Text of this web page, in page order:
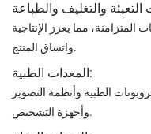
مما يعزز الإنتاجية
واتساق المنتج.
المعدات الطبية:
الطبية وأنظمة التصوير
وأجهزة التشخيص.